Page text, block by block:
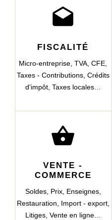
drafts
FISCALITÉ
Micro-entreprise,TVA,CFE,
Taxes - Contributions, Crédits
d’impôt, Taxes locales…
shopping_basket
VENTE -
COMMERCE
Soldes, Prix, Enseignes,
Restauration, Import - export,
Litiges, Vente en ligne…